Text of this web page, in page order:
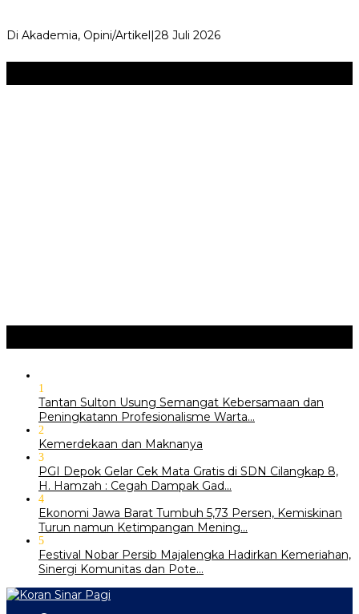
Di Akademia, Opini/Artikel|28 Juli 2026
1
‎Tantan Sulton Usung Semangat Kebersamaan dan
Peningkatann Profesionalisme Warta…
2
Kemerdekaan dan Maknanya
3
PGI Depok Gelar Cek Mata Gratis di SDN Cilangkap 8,
H. Hamzah : Cegah Dampak Gad…
4
Ekonomi Jawa Barat Tumbuh 5,73 Persen, Kemiskinan
Turun namun Ketimpangan Mening…
5
Festival Nobar Persib Majalengka Hadirkan Kemeriahan,
Sinergi Komunitas dan Pote…